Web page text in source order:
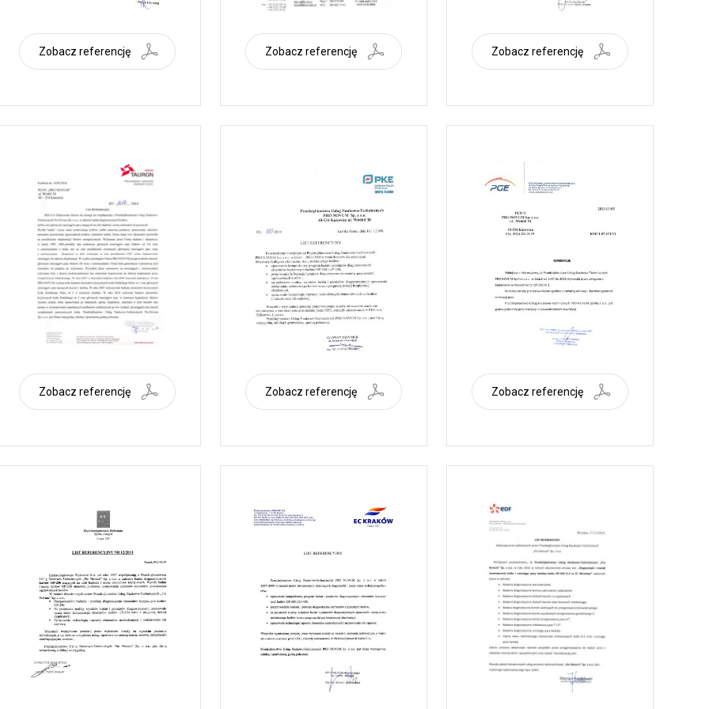
Zobacz referencję Zobacz referencję Zobacz referencję
Zobacz referencję Zobacz referencję Zobacz referencję